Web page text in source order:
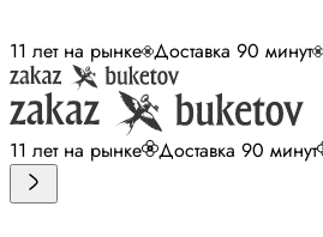
11 лет на рынке Доставка 90 минут
11 лет на рынке Доставка 90 минут